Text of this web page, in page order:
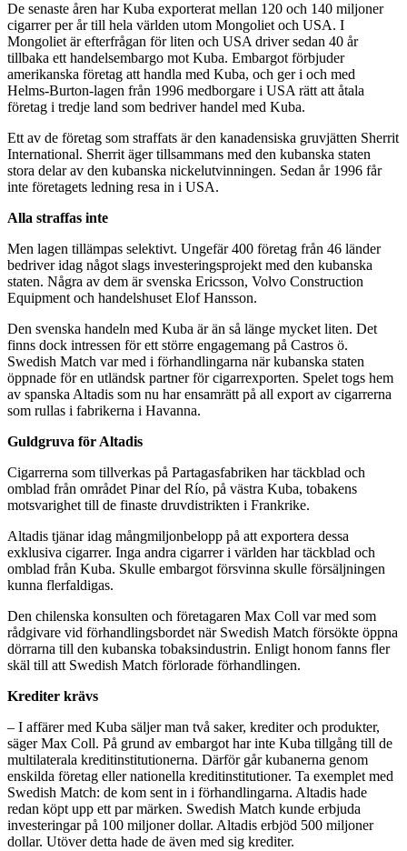
De senaste åren har Kuba exporterat mellan 120 och 140 miljoner
cigarrer per år till hela världen utom Mongoliet och USA. I
Mongoliet är efterfrågan för liten och USA driver sedan 40 år
tillbaka ett handelsembargo mot Kuba. Embargot förbjuder
amerikanska företag att handla med Kuba, och ger i och med
Helms-Burton-lagen från 1996 medborgare i USA rätt att åtala
företag i tredje land som bedriver handel med Kuba.
Ett av de företag som straffats är den kanadensiska gruvjätten Sherrit
International. Sherrit äger tillsammans med den kubanska staten
stora delar av den kubanska nickelutvinningen. Sedan år 1996 får
inte företagets ledning resa in i USA.
Alla straffas inte
Men lagen tillämpas selektivt. Ungefär 400 företag från 46 länder
bedriver idag något slags investeringsprojekt med den kubanska
staten. Några av dem är svenska Ericsson, Volvo Construction
Equipment och handelshuset Elof Hansson.
Den svenska handeln med Kuba är än så länge mycket liten. Det
finns dock intressen för ett större engagemang på Castros ö.
Swedish Match var med i förhandlingarna när kubanska staten
öppnade för en utländsk partner för cigarrexporten. Spelet togs hem
av spanska Altadis som nu har ensamrätt på all export av cigarrerna
som rullas i fabrikerna i Havanna.
Guldgruva för Altadis
Cigarrerna som tillverkas på Partagasfabriken har täckblad och
omblad från området Pinar del Río, på västra Kuba, tobakens
motsvarighet till de finaste druvdistrikten i Frankrike.
Altadis tjänar idag mångmiljonbelopp på att exportera dessa
exklusiva cigarrer. Inga andra cigarrer i världen har täckblad och
omblad från Kuba. Skulle embargot försvinna skulle försäljningen
kunna flerfaldigas.
Den chilenska konsulten och företagaren Max Coll var med som
rådgivare vid förhandlingsbordet när Swedish Match försökte öppna
dörrarna till den kubanska tobaksindustrin. Enligt honom fanns fler
skäl till att Swedish Match förlorade förhandlingen.
Krediter krävs
– I affärer med Kuba säljer man två saker, krediter och produkter,
säger Max Coll. På grund av embargot har inte Kuba tillgång till de
multilaterala kreditinstitutionerna. Därför går kubanerna genom
enskilda företag eller nationella kreditinstitutioner. Ta exemplet med
Swedish Match: de kom sent in i förhandlingarna. Altadis hade
redan köpt upp ett par märken. Swedish Match kunde erbjuda
investeringar på 100 miljoner dollar. Altadis erbjöd 500 miljoner
dollar. Utöver detta hade de även med sig krediter.